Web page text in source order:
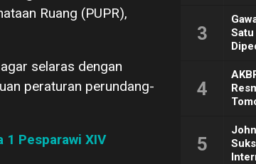
Ruang (PUPR),
selaras dengan
peraturan perundang-
1 Pesparawi XIV
3
4
5